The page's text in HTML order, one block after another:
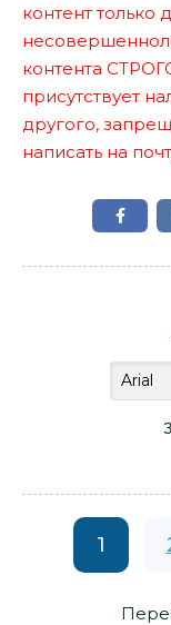
контент только
контента
присутствует
другого,
написать на
1